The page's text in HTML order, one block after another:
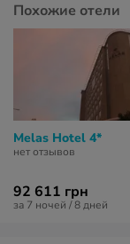
Похожие отели
Melas Hotel 4*
нет отзывов
92 611 грн
за 7 ночей / 8 дней